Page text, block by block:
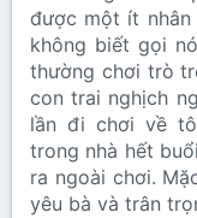
được một ít nhân
không biết gọi
thường chơi trò
con trai nghịch
lần đi chơi về
trong nhà hết
ra ngoài chơi.
yêu bà và trân